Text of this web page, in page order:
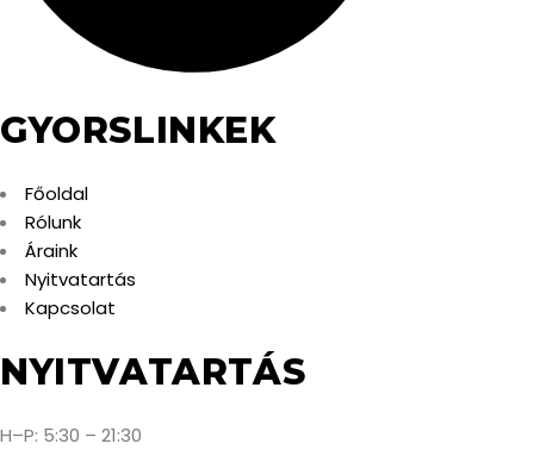
GYORSLINKEK
Főoldal
Rólunk
Áraink
Nyitvatartás
Kapcsolat
NYITVATARTÁS
H–P: 5:30 – 21:30